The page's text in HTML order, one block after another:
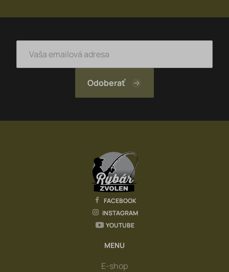
FACEBOOK
INSTAGRAM
YOUTUBE
MENU
E-shop